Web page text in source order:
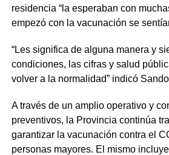
residencia “la esperaban con
empezó con la vacunación se
“Les significa de alguna manera y
condiciones, las cifras y salud
volver a la normalidad” indicó
A través de un amplio operativo y
preventivos, la Provincia continúa
garantizar la vacunación contra el
personas mayores. El mismo